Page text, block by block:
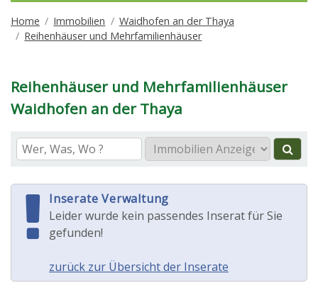
Home Immobilien
Waidhofen an der Thaya
Reihenhäuser und Mehrfamilienhäuser
Reihenhäuser und Mehrfamilienhäuser
Waidhofen an der Thaya
Inserate Verwaltung
Leider wurde kein passendes Inserat für Sie
gefunden!
zurück zur Übersicht der Inserate